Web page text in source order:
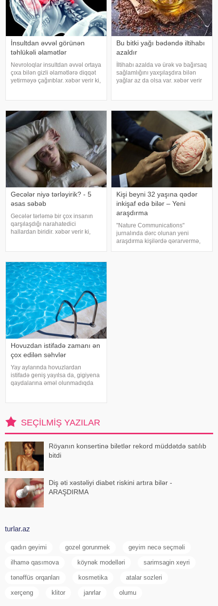
İnsultdan əvvəl görünən
təhlükəli əlamətlər
Nevroloqlar insultdan əvvəl ortaya
çıxa bilən gizli əlamətlərə diqqət
yetirməyə çağırıblar. xəbər verir ki,
verə bilər. Lakin b
Bu bitki yağı bədəndə iltihabı
azaldır
İltihabı azalda və ürək və bağırsaq
sağlamlığını yaxşılaşdıra bilən
yağlar az da olsa var. xəbər verir
preslənmiş kətan toxumlarında
Gecələr niyə tərləyirik? - 5
əsas səbəb
Gecələr tərləmə bir çox insanın
qarşılaşdığı narahatedici
hallardan biridir. xəbər verir ki,
sağlamlıq problemlərinin əlamət
Kişi beyni 32 yaşına qədər
inkişaf edə bilər – Yeni
araşdırma
"Nature Communications"
jurnalında dərc olunan yeni
araşdırma kişilərdə qərarvermə,
Hovuzdan istifadə zamanı ən
çox edilən səhvlər
Yay aylarında hovuzlardan
istifadə geniş yayılsa da, gigiyena
qaydalarına əməl olunmadıqda
kənarınd
SEÇILMIŞ YAZILAR
Röyanın konsertinə biletlər rekord müddətdə satılıb
bitdi
Diş əti xəstəliyi diabet riskini artıra bilər -
ARAŞDIRMA
turlar.az
qadın geyimi gozel gorunmek geyim necə seçməli
ilhamə qasımova köynək modelləri sarimsagin xeyri
tənəffüs orqanları kosmetika atalar sozleri
xerçeng klitor janrlar olumu